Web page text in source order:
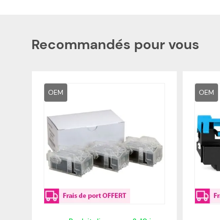
Recommandés pour vous
OEM OEM